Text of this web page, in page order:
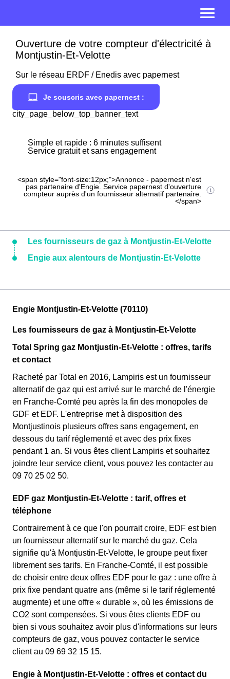
Ouverture de votre compteur d'électricité à
Montjustin-Et-Velotte
Sur le réseau ERDF / Enedis avec papernest
Je souscris avec papernest :
city_page_below_top_banner_text
Simple et rapide : 6 minutes suffisent
Service gratuit et sans engagement
<span style="font-size:12px;">Annonce - papernest n'est
pas partenaire d'Engie. Service papernest d'ouverture
compteur auprès d'un fournisseur alternatif partenaire.
</span>
Les fournisseurs de gaz à Montjustin-Et-Velotte
Engie aux alentours de Montjustin-Et-Velotte
Engie Montjustin-Et-Velotte (70110)
Les fournisseurs de gaz à Montjustin-Et-Velotte
Total Spring gaz Montjustin-Et-Velotte : offres, tarifs
et contact
Racheté par Total en 2016, Lampiris est un fournisseur
alternatif de gaz qui est arrivé sur le marché de l'énergie
en Franche-Comté peu après la fin des monopoles de
GDF et EDF. L'entreprise met à disposition des
Montjustinois plusieurs offres sans engagement, en
dessous du tarif réglementé et avec des prix fixes
pendant 1 an. Si vous êtes client Lampiris et souhaitez
joindre leur service client, vous pouvez les contacter au
09 70 25 02 50.
EDF gaz Montjustin-Et-Velotte : tarif, offres et
téléphone
Contrairement à ce que l'on pourrait croire, EDF est bien
un fournisseur alternatif sur le marché du gaz. Cela
signifie qu'à Montjustin-Et-Velotte, le groupe peut fixer
librement ses tarifs. En Franche-Comté, il est possible
de choisir entre deux offres EDF pour le gaz : une offre à
prix fixe pendant quatre ans (même si le tarif réglementé
augmente) et une offre « durable », où les émissions de
CO2 sont compensées. Si vous êtes clients EDF ou
bien si vous souhaitez avoir plus d'informations sur leurs
compteurs de gaz, vous pouvez contacter le service
client au 09 69 32 15 15.
Engie à Montjustin-Et-Velotte : offres et contact du